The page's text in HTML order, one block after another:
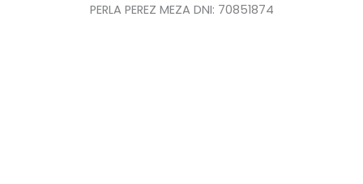
PERLA PEREZ MEZA DNI: 70851874